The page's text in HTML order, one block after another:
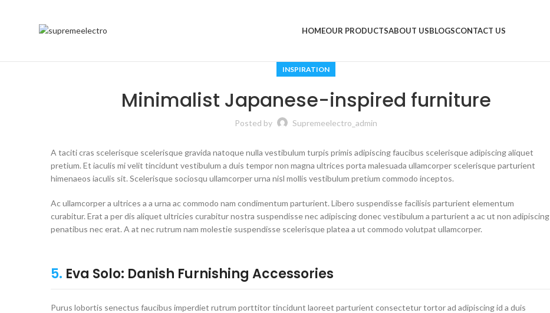
HOMEOUR PRODUCTSABOUT USBLOGSCONTACT US
INSPIRATION
Minimalist Japanese-inspired furniture
Posted by Supremeelectro_admin
A taciti cras scelerisque scelerisque gravida natoque nulla vestibulum turpis primis adipiscing faucibus scelerisque adipiscing aliquet
pretium. Et iaculis mi velit tincidunt vestibulum a duis tempor non magna ultrices porta malesuada ullamcorper scelerisque parturient
himenaeos iaculis sit. Scelerisque sociosqu ullamcorper urna nisl mollis vestibulum pretium commodo inceptos.
Ac ullamcorper a ultrices a a urna ac commodo nam condimentum parturient. Libero suspendisse facilisis parturient elementum
curabitur. Erat a per dis aliquet ultricies curabitur nostra suspendisse nec adipiscing donec vestibulum a parturient a ac ut non adipiscing
penatibus nec erat. A at nec rutrum nam molestie suspendisse scelerisque platea a ut commodo volutpat ullamcorper.
5. Eva Solo: Danish Furnishing Accessories
Purus lobortis senectus faucibus imperdiet rutrum porttitor tincidunt laoreet parturient consectetur tortor ad adipiscing id a duis